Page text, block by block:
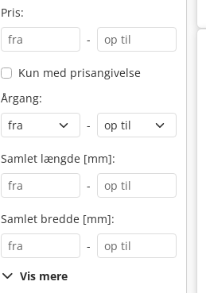
Pris:
-
Kun med prisangivelse
Årgang:
-
Samlet længde [mm]:
-
Samlet bredde [mm]:
-
Vis mere